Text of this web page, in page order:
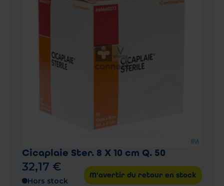
Cicaplaie Ster. 8 X 10 cm Q. 50
32,17 €
Hors stock
M'avertir du retour en stock